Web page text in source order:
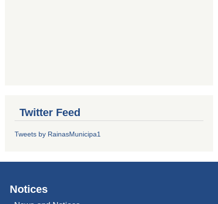
Twitter Feed
Tweets by RainasMunicipa1
Notices